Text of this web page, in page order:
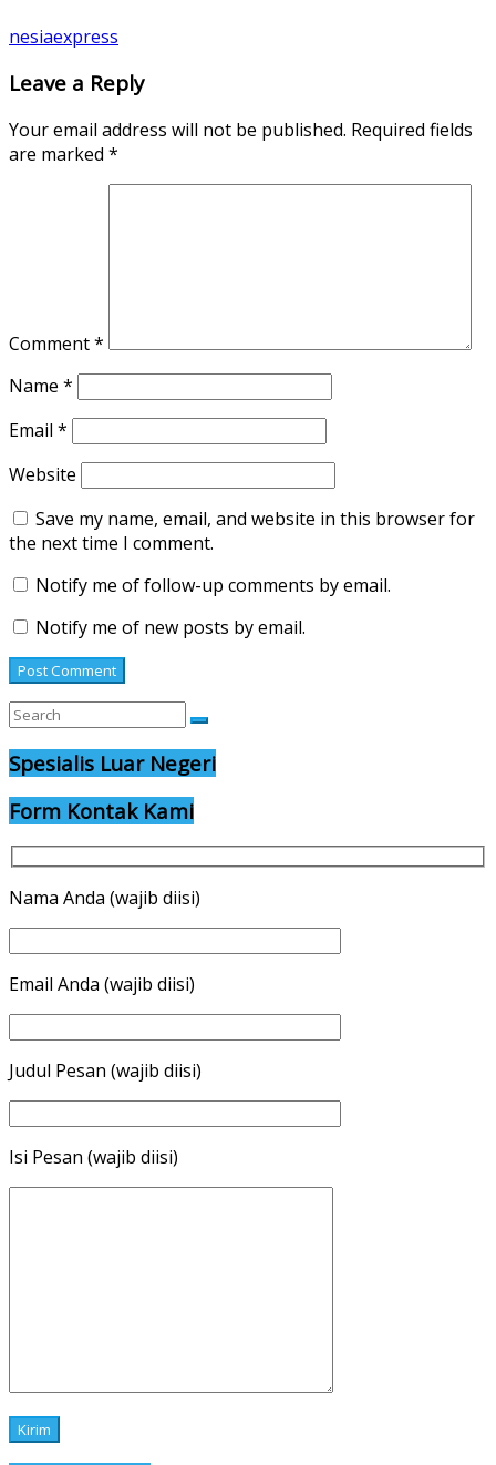
nesiaexpress
Leave a Reply
Your email address will not be published. Required fields
are marked *
Comment*
Name *
Email *
Website
Save my name, email, and website in this browser for
the next time I comment.
Notify me of follow-up comments by email.
Notify me of new posts by email.
Spesialis Luar Negeri
Form Kontak Kami
Nama Anda (wajib diisi)
Email Anda (wajib diisi)
Judul Pesan (wajib diisi)
Isi Pesan (wajib diisi)